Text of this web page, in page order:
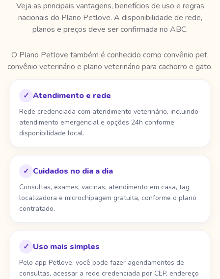
Veja as principais vantagens, benefícios de uso e regras
nacionais do Plano Petlove. A disponibilidade de rede,
planos e preços deve ser confirmada no ABC.
O Plano Petlove também é conhecido como convênio pet,
convênio veterinário e plano veterinário para cachorro e gato.
✓ Atendimento e rede
Rede credenciada com atendimento veterinário, incluindo
atendimento emergencial e opções 24h conforme
disponibilidade local.
✓ Cuidados no dia a dia
Consultas, exames, vacinas, atendimento em casa, tag
localizadora e microchipagem gratuita, conforme o plano
contratado.
✓ Uso mais simples
Pelo app Petlove, você pode fazer agendamentos de
consultas, acessar a rede credenciada por CEP, endereço